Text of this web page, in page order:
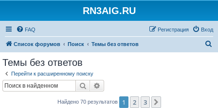
RN3AIG.RU
FAQ Вход
Регистрация
Список форумов Поиск Темы без ответов
Темы без ответов
Перейти к расширенному поиску
Поиск
Найдено 70 результатов 1 2 3